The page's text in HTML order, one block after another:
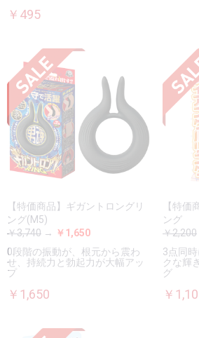
￥495
【特価商品】ギガントロングリ
ング(M5)
￥3,740 → ￥1,650
0段階の振動が、根元から震わ
せ、持続力と勃起力が大幅アッ
プ
￥1,650
【特価
ング
￥2,200
3点同
クな輝
グ
￥